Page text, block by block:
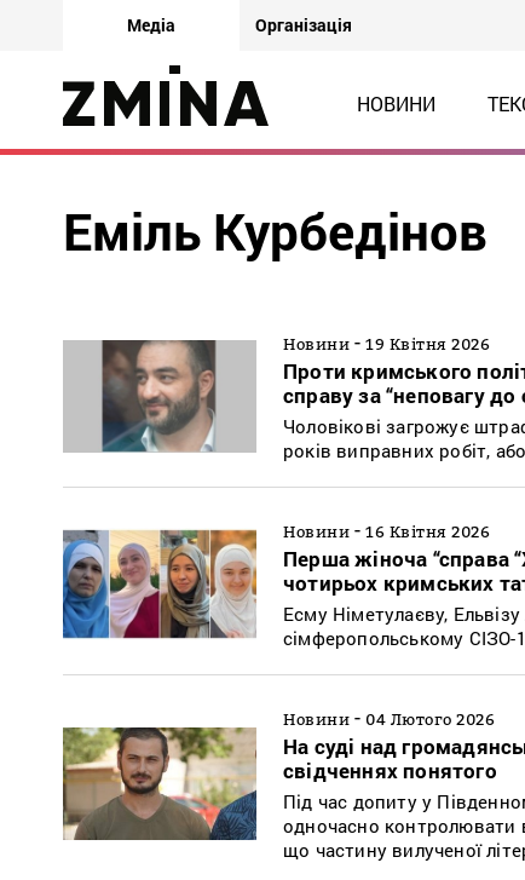
Медіа Організація
НОВИНИ
Еміль Курбедінов
Новини - 19 Квітня 2026
Проти кримського
справу за “неповагу до
Чоловікові загрожує
років виправних робіт,
Новини - 16 Квітня 2026
Перша жіноча “справа
чотирьох кримських
Есму Німетулаєву,
сімферопольському СІЗО-1
Новини - 04 Лютого 2026
На суді над
свідченнях понятого
Під час допиту у
одночасно контролювати
що частину вилученої